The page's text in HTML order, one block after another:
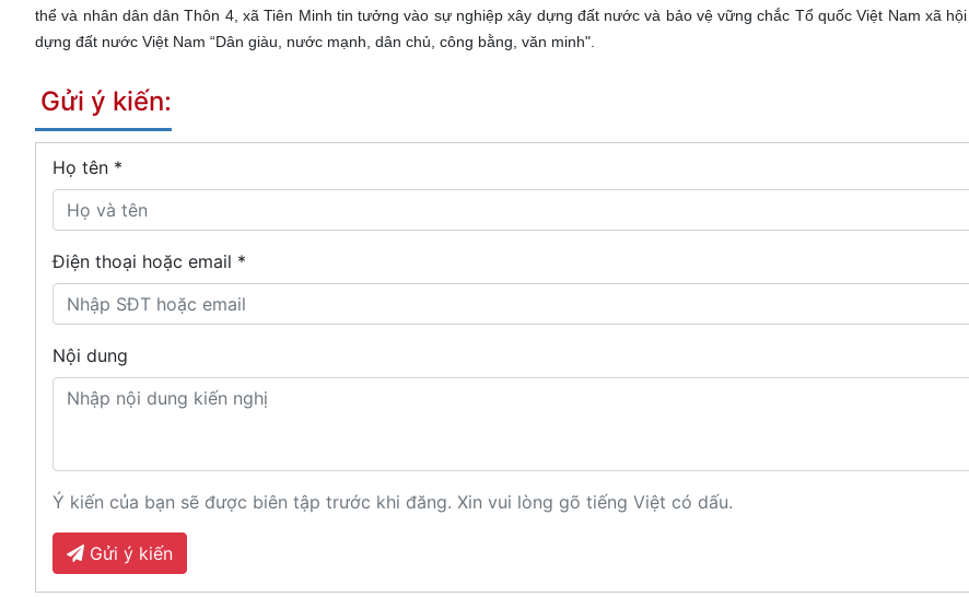
thể và nhân dân dân Thôn 4, xã Tiên Minh tin tưởng vào sự nghiệp xây dựng đất nước và bảo vệ vững chắc Tổ quốc Việt Nam xã
dựng đất nước Việt Nam “Dân giàu, nước mạnh, dân chủ, công bằng, văn minh".
Gửi ý kiến:
Họ tên *
Điện thoại hoặc email *
Nội dung
Ý kiến của bạn sẽ được biên tập trước khi đăng. Xin vui lòng gõ tiếng Việt có dấu.
Gửi ý kiến